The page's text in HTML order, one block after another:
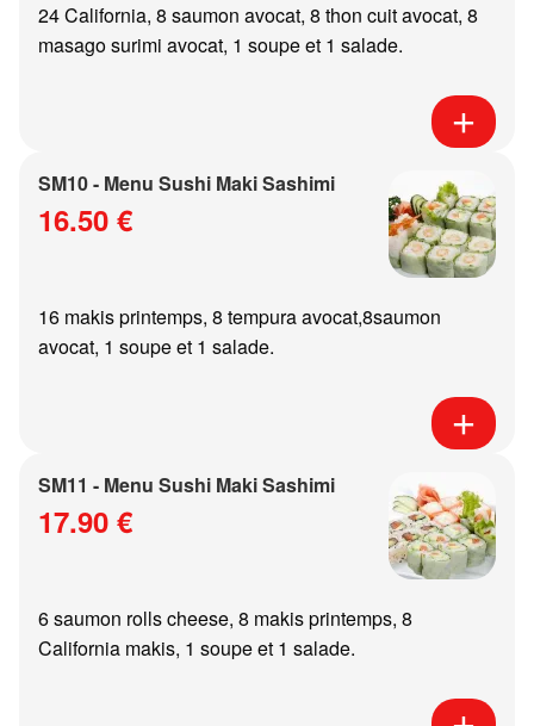
24 California, 8 saumon avocat, 8 thon cuit avocat, 8
masago surimi avocat, 1 soupe et 1 salade.
SM10 - Menu Sushi Maki Sashimi
16.50 €
16 makis printemps, 8 tempura avocat,8saumon
avocat, 1 soupe et 1 salade.
SM11 - Menu Sushi Maki Sashimi
17.90 €
6 saumon rolls cheese, 8 makis printemps, 8
California makis, 1 soupe et 1 salade.